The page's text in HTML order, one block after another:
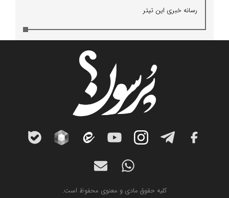
رسانه خبری این تیتر
کلیه حقوق مادی و معنوی محفوظ است.